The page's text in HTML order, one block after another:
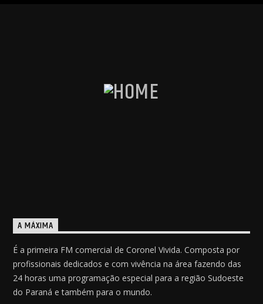
A MÁXIMA
É a primeira FM comercial de Coronel Vivida. Composta por
profissionais dedicados e com vivência na área fazendo das
24 horas uma programação especial para a região Sudoeste
do Paraná e também para o mundo.